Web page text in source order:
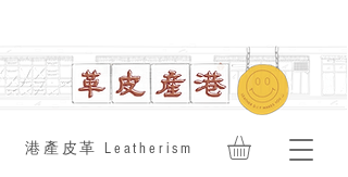
​港產皮革 Leatherism